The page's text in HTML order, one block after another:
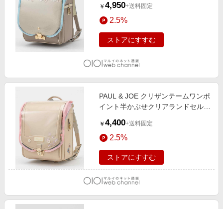
￥ 4,950+送料固定
2.5%
ストアにすすむ
PAUL & JOE クリザンテームワンポ
イント半かぶせクリアランドセルカ
￥ 4,400+送料固定
2.5%
ストアにすすむ